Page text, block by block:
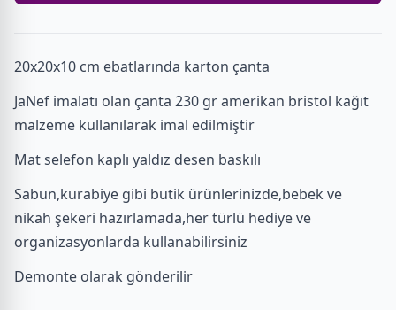
20x20x10 cm ebatlarında karton çanta
JaNef imalatı olan çanta 230 gr amerikan bristol kağıt
malzeme kullanılarak imal edilmiştir
Mat selefon kaplı yaldız desen baskılı
Sabun,kurabiye gibi butik ürünlerinizde,bebek ve
nikah şekeri hazırlamada,her türlü hediye ve
organizasyonlarda kullanabilirsiniz
Demonte olarak gönderilir